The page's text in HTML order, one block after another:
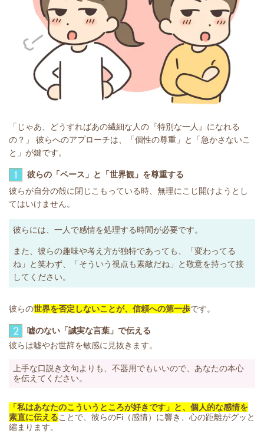
「じゃあ、どうすればあの繊細な人の『特別な一人』になれる
の？」 彼らへのアプローチは、「個性の尊重」と「急かさないこ
と」が鍵です。
1 彼らの「ペース」と「世界観」を尊重する
彼らが自分の殻に閉じこもっている時、無理にこじ開けようとし
てはいけません。
彼らには、一人で感情を処理する時間が必要です。
また、彼らの趣味や考え方が独特であっても、「変わってる
ね」と笑わず、「そういう視点も素敵だね」と敬意を持って接
してください。
彼らの世界を否定しないことが、信頼への第一歩です。
2 嘘のない「誠実な言葉」で伝える
彼らは嘘やお世辞を敏感に見抜きます。
上手な口説き文句よりも、不器用でもいいので、あなたの本心
を伝えてください。
「私はあなたのこういうところが好きです」と、個人的な感情を
素直に伝えることで、彼らのFi（感情）に響き、心の距離がグッと
縮まります。